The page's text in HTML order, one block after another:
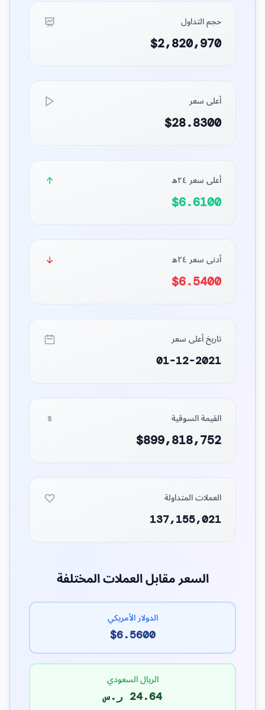
حجم التداول
$2,820,970
أعلى سعر
$28.8300
أعلى سعر ٢٤ه
$6.6100
أدنى سعر ٢٤ه
$6.5400
تاريخ أعلى سعر
01-12-2021
القيمة السوقية
$899,818,752
العملات المتداولة
137,155,021
السعر مقابل العملات المختلفة
الدولار الأمريكي
$6.5600
الريال السعودي
24.64 ر.س